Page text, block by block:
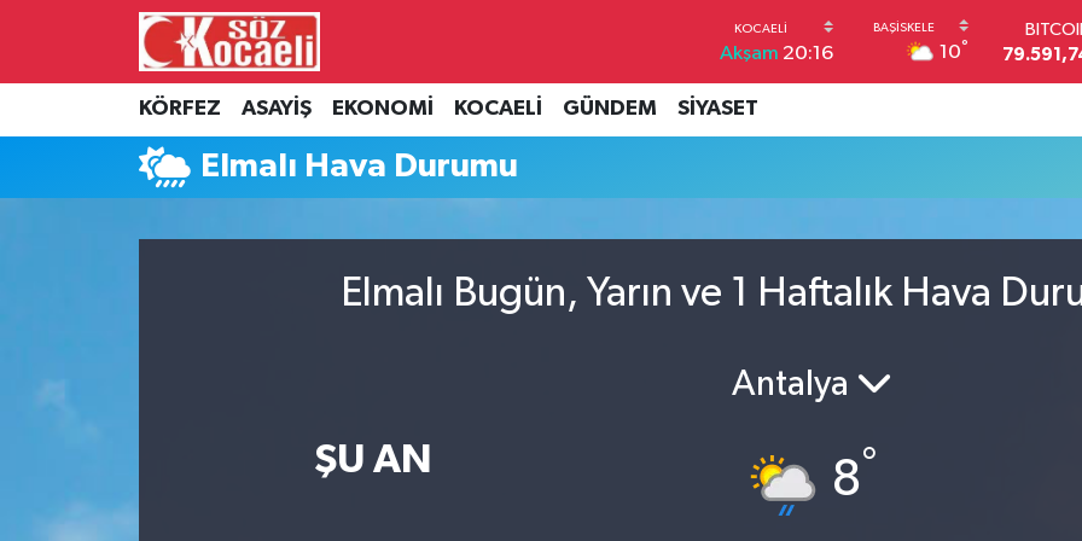
Akşam 20:16 10°
KÖRFEZ ASAYİŞ EKONOMİ KOCAELİ GÜNDEM SİYASET
Elmalı Hava Durumu
Elmalı Bugün, Yarın ve 1 Haftalık Hava
ŞU AN
Antalya
8°
Kocaeli Nöbetçi Eczaneler
Kocaeli Hava Durumu
Kocaeli Trafik Yoğunluk Haritası
Haber Arşivi